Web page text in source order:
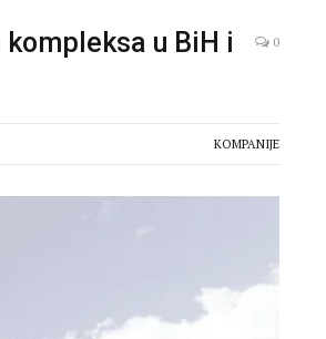
u BiH i
0
KOMPANIJE